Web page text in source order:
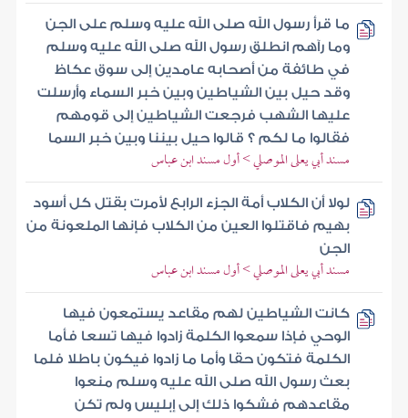
ما قرأ رسول الله صلى الله عليه وسلم على الجن
وما رآهم انطلق رسول الله صلى الله عليه وسلم
في طائفة من أصحابه عامدين إلى سوق عكاظ
وقد حيل بين الشياطين وبين خبر السماء وأرسلت
عليها الشهب فرجعت الشياطين إلى قومهم
فقالوا ما لكم ؟ قالوا حيل بيننا وبين خبر السما
مسند أبي يعلى الموصلي > أول مسند ابن عباس
لولا أن الكلاب أمة الجزء الرابع لأمرت بقتل كل أسود
بهيم فاقتلوا العين من الكلاب فإنها الملعونة من
الجن
مسند أبي يعلى الموصلي > أول مسند ابن عباس
كانت الشياطين لهم مقاعد يستمعون فيها
الوحي فإذا سمعوا الكلمة زادوا فيها تسعا فأما
الكلمة فتكون حقا وأما ما زادوا فيكون باطلا فلما
بعث رسول الله صلى الله عليه وسلم منعوا
مقاعدهم فشكوا ذلك إلى إبليس ولم تكن